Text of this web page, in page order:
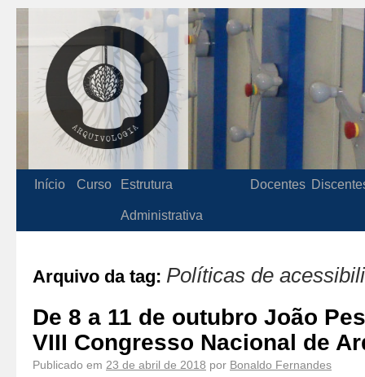
Início Curso Estrutura
Administrativa
Docentes
Arquivo da tag: Políticas de
De 8 a 11 de outubro João
VIII Congresso Nacional de
Publicado em 23 de abril de 2018 por Bonaldo Fernandes